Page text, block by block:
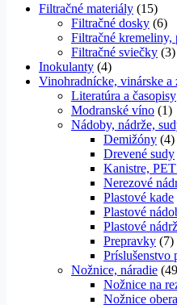
Filtračné materiály (15)
Filtračné dosky (6)
Filtračné kremeliny,
Filtračné sviečky (3)
Inokulanty (4)
Vinohradnícke, vinárske a
Literatúra a časopisy
Modranské víno (1)
Nádoby, nádrže,
Demižóny (4)
Drevené sudy
Kanistre,
Nerezové
Plastové kade
Plastové
Plastové
Prepravky (7)
Príslušenstvo
Nožnice, náradie
Nožnice na
Nožnice